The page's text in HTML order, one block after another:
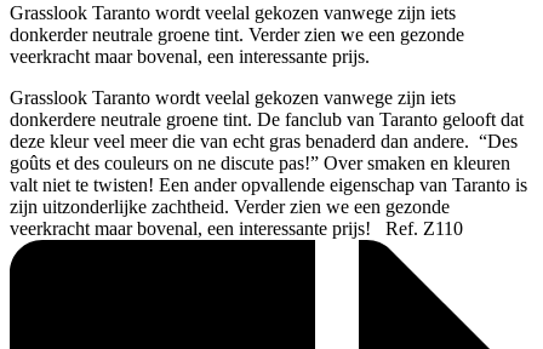
Grasslook Taranto wordt veelal gekozen vanwege zijn iets
donkerder neutrale groene tint. Verder zien we een gezonde
veerkracht maar bovenal, een interessante prijs.
Grasslook Taranto wordt veelal gekozen vanwege zijn iets
donkerdere neutrale groene tint. De fanclub van Taranto gelooft dat
deze kleur veel meer die van echt gras benaderd dan andere. “Des
goûts et des couleurs on ne discute pas!” Over smaken en kleuren
valt niet te twisten! Een ander opvallende eigenschap van Taranto is
zijn uitzonderlijke zachtheid. Verder zien we een gezonde
veerkracht maar bovenal, een interessante prijs! Ref. Z110